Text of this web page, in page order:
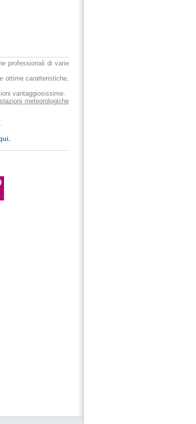
professionali di varie
ottime caratteristiche,
vantaggiosissime.
meteorologiche
.